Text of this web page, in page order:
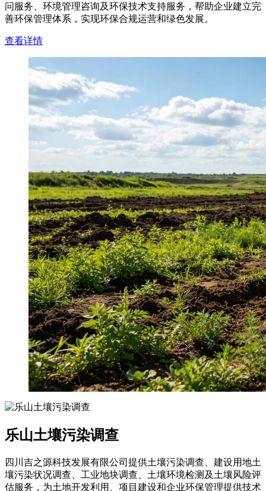
问服务、环境管理咨询及环保技术支持服务，帮助企业建立完
善环保管理体系，实现环保合规运营和绿色发展。
查看详情
乐山土壤污染调查
四川吉之源科技发展有限公司提供土壤污染调查、建设用地土
壤污染状况调查、工业地块调查、土壤环境检测及土壤风险评
估服务，为土地开发利用、项目建设和企业环保管理提供技术